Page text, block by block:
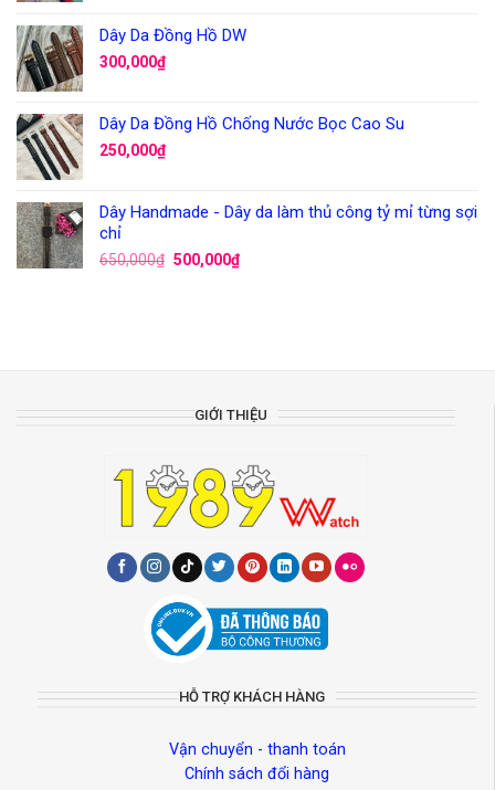
Dây Da Đồng Hồ DW
300,000₫
Dây Da Đồng Hồ Chống Nước Bọc Cao Su
250,000₫
Dây Handmade - Dây da làm thủ công tỷ mỉ từng sợi
chỉ
650,000₫ 500,000₫
GIỚI THIỆU
HỖ TRỢ KHÁCH HÀNG
Vận chuyển - thanh toán
Chính sách đổi hàng